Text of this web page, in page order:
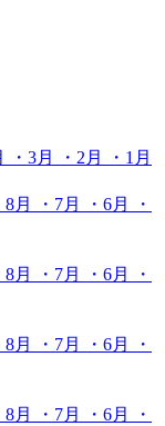
・3月 ・2月
・1月
8月 ・7月 ・6月
・
8月 ・7月 ・6月
・
8月 ・7月 ・6月
・
8月 ・7月 ・6月
・